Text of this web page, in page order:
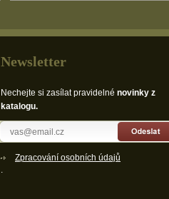
Newsletter
Nechejte si zasílat pravidelné novinky z
katalogu.
Zpracování osobních údajů
.